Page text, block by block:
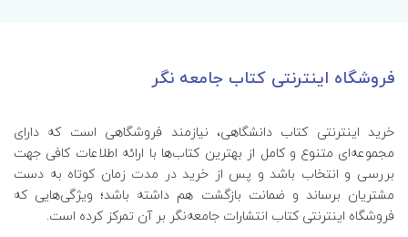
فروشگاه اینترنتی کتاب جامعه نگر
خرید اینترنتی کتاب‌ دانشگاهی، نیازمند فروشگاهی است که دارای
مجموعه‌ای متنوع و کامل از بهترین کتاب‌ها با ارائه اطلاعات کافی جهت
بررسی و انتخاب باشد و پس از خرید در مدت زمان کوتاه به دست
مشتریان برساند و ضمانت بازگشت هم داشته باشد؛ ویژگی‌هایی که
فروشگاه اینترنتی کتاب انتشارات جامعه‌نگر بر آن تمرکز کرده است.